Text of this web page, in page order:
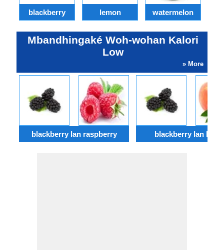
blackberry lemon watermelon
Mbandhingaké Woh-wohan Kalori
Low
» More
blackberry lan raspberry blackberry lan